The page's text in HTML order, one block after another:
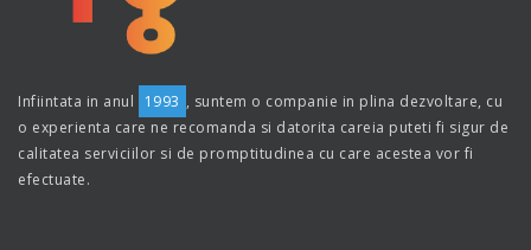
Infiintata in anul 1993 , suntem o companie in plina dezvoltare, cu
o experienta care ne recomanda si datorita careia puteti fi sigur de
calitatea serviciilor si de promptitudinea cu care acestea vor fi
efectuate.